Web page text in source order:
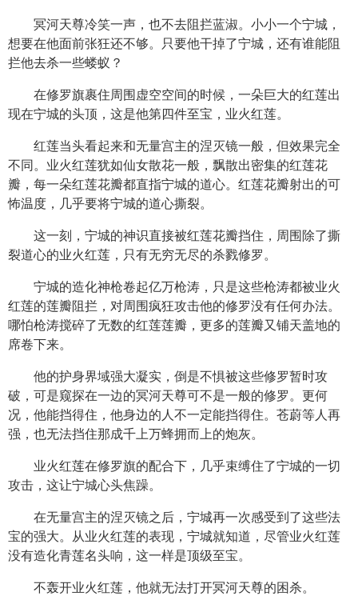
冥河天尊冷笑一声，也不去阻拦蓝淑。小小一个宁城，
想要在他面前张狂还不够。只要他干掉了宁城，还有谁能阻
拦他去杀一些蝼蚁？
在修罗旗裹住周围虚空空间的时候，一朵巨大的红莲出
现在宁城的头顶，这是他第四件至宝，业火红莲。
红莲当头看起来和无量宫主的涅灭镜一般，但效果完全
不同。业火红莲犹如仙女散花一般，飘散出密集的红莲花
瓣，每一朵红莲花瓣都直指宁城的道心。红莲花瓣射出的可
怖温度，几乎要将宁城的道心撕裂。
这一刻，宁城的神识直接被红莲花瓣挡住，周围除了撕
裂道心的业火红莲，只有无穷无尽的杀戮修罗。
宁城的造化神枪卷起亿万枪涛，只是这些枪涛都被业火
红莲的莲瓣阻拦，对周围疯狂攻击他的修罗没有任何办法。
哪怕枪涛搅碎了无数的红莲莲瓣，更多的莲瓣又铺天盖地的
席卷下来。
他的护身界域强大凝实，倒是不惧被这些修罗暂时攻
破，可是窥探在一边的冥河天尊可不是一般的修罗。更何
况，他能挡得住，他身边的人不一定能挡得住。苍蔚等人再
强，也无法挡住那成千上万蜂拥而上的炮灰。
业火红莲在修罗旗的配合下，几乎束缚住了宁城的一切
攻击，这让宁城心头焦躁。
在无量宫主的涅灭镜之后，宁城再一次感受到了这些法
宝的强大。从业火红莲的表现，宁城就知道，尽管业火红莲
没有造化青莲名头响，这一样是顶级至宝。
不轰开业火红莲，他就无法打开冥河天尊的困杀。